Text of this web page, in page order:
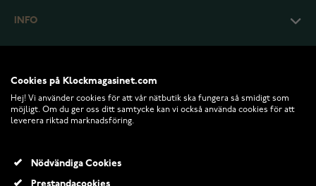
INFO
Cookies på Klockmagasinet.com
Hej! Vi använder cookies för att vår nätbutik ska fungera så smidigt som
möjligt. Om du ger oss ditt samtycke kan vi också använda cookies för att
leverera riktad marknadsföring.
Nödvändiga Cookies